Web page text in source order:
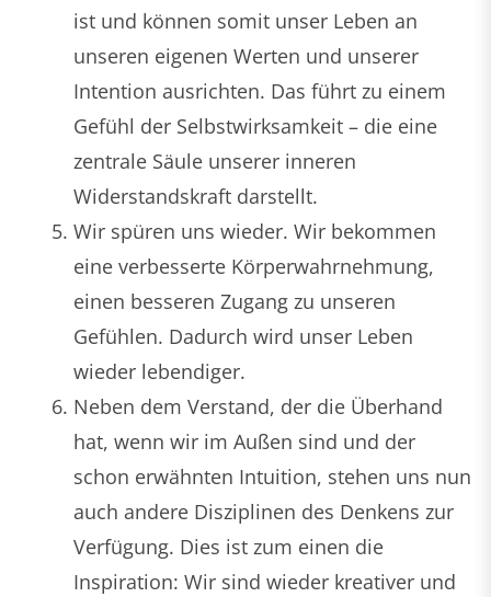
ist und können somit unser Leben an
unseren eigenen Werten und unserer
Intention ausrichten. Das führt zu einem
Gefühl der Selbstwirksamkeit – die eine
zentrale Säule unserer inneren
Widerstandskraft darstellt.
Wir spüren uns wieder. Wir bekommen
eine verbesserte Körperwahrnehmung,
einen besseren Zugang zu unseren
Gefühlen. Dadurch wird unser Leben
wieder lebendiger.
Neben dem Verstand, der die Überhand
hat, wenn wir im Außen sind und der
schon erwähnten Intuition, stehen uns nun
auch andere Disziplinen des Denkens zur
Verfügung. Dies ist zum einen die
Inspiration: Wir sind wieder kreativer und